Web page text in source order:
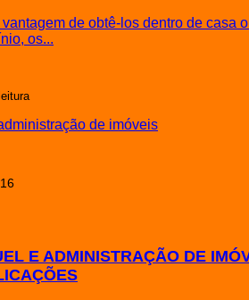
de obtê-los dentro de casa
os...
E ADMINISTRAÇÃO DE